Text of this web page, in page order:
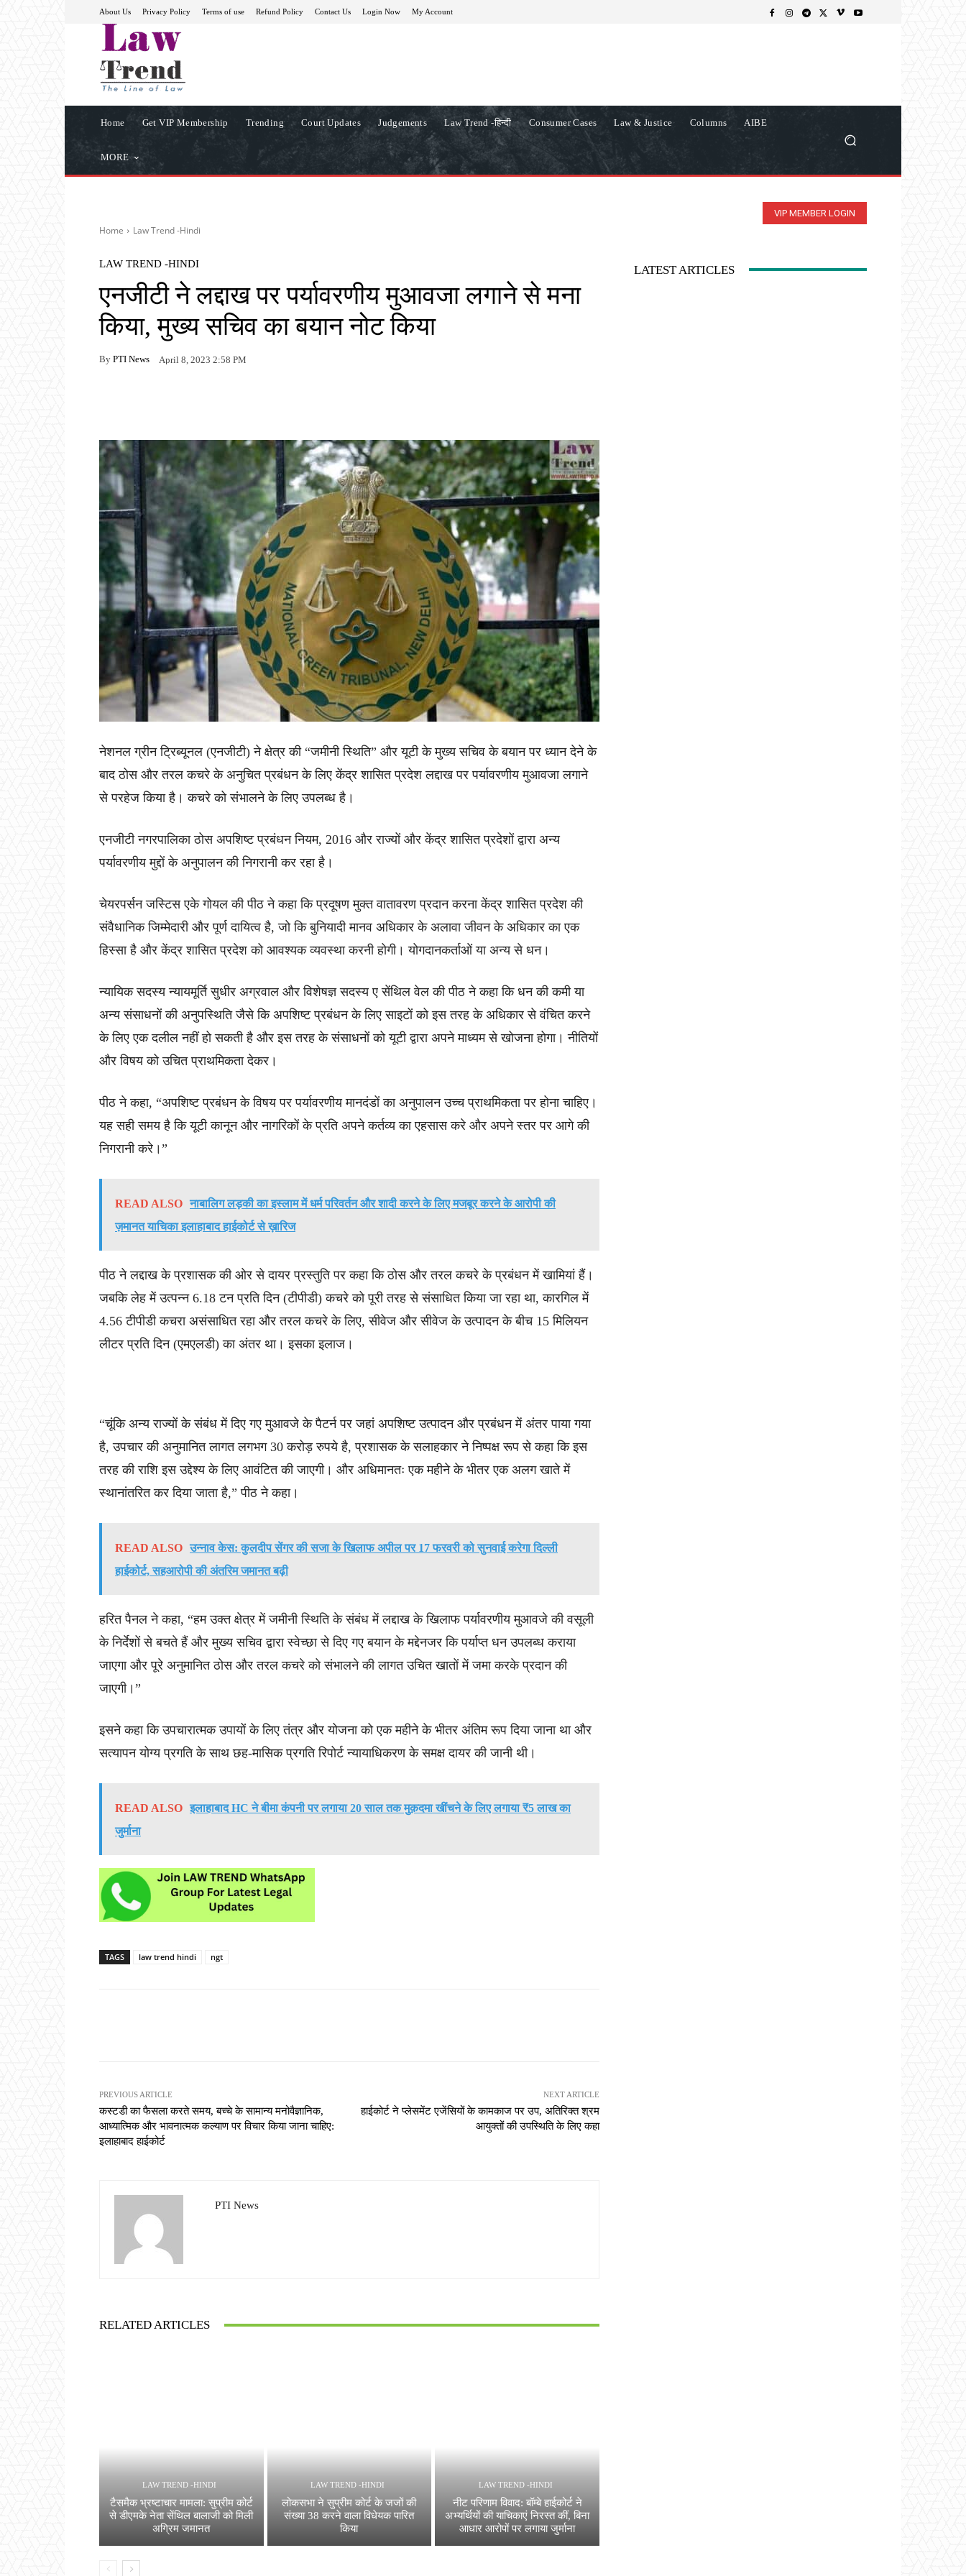
About Us Privacy Policy Terms of use Refund Policy Contact Us Login Now My Account
Home Get VIP Membership Trending Court Updates Judgements Law Trend -हिन्दी Consumer Cases Law & Justice Columns AIBE
MORE
VIP MEMBER LOGIN
Home Law Trend -Hindi
LAW TREND -HINDI
एनजीटी ने लद्दाख पर पर्यावरणीय मुआवजा लगाने से मना
किया, मुख्य सचिव का बयान नोट किया
By PTI News April 8, 2023 2:58 PM
नेशनल ग्रीन ट्रिब्यूनल (एनजीटी) ने क्षेत्र की “जमीनी स्थिति” और यूटी के मुख्य सचिव के बयान पर ध्यान देने के
बाद ठोस और तरल कचरे के अनुचित प्रबंधन के लिए केंद्र शासित प्रदेश लद्दाख पर पर्यावरणीय मुआवजा लगाने
से परहेज किया है। कचरे को संभालने के लिए उपलब्ध है।
एनजीटी नगरपालिका ठोस अपशिष्ट प्रबंधन नियम, 2016 और राज्यों और केंद्र शासित प्रदेशों द्वारा अन्य
पर्यावरणीय मुद्दों के अनुपालन की निगरानी कर रहा है।
चेयरपर्सन जस्टिस एके गोयल की पीठ ने कहा कि प्रदूषण मुक्त वातावरण प्रदान करना केंद्र शासित प्रदेश की
संवैधानिक जिम्मेदारी और पूर्ण दायित्व है, जो कि बुनियादी मानव अधिकार के अलावा जीवन के अधिकार का एक
हिस्सा है और केंद्र शासित प्रदेश को आवश्यक व्यवस्था करनी होगी। योगदानकर्ताओं या अन्य से धन।
न्यायिक सदस्य न्यायमूर्ति सुधीर अग्रवाल और विशेषज्ञ सदस्य ए सेंथिल वेल की पीठ ने कहा कि धन की कमी या
अन्य संसाधनों की अनुपस्थिति जैसे कि अपशिष्ट प्रबंधन के लिए साइटों को इस तरह के अधिकार से वंचित करने
के लिए एक दलील नहीं हो सकती है और इस तरह के संसाधनों को यूटी द्वारा अपने माध्यम से खोजना होगा। नीतियों
और विषय को उचित प्राथमिकता देकर।
पीठ ने कहा, “अपशिष्ट प्रबंधन के विषय पर पर्यावरणीय मानदंडों का अनुपालन उच्च प्राथमिकता पर होना चाहिए।
यह सही समय है कि यूटी कानून और नागरिकों के प्रति अपने कर्तव्य का एहसास करे और अपने स्तर पर आगे की
निगरानी करे।”
READ ALSO नाबालिग लड़की का इस्लाम में धर्म परिवर्तन और शादी करने के लिए मजबूर करने के आरोपी की
ज़मानत याचिका इलाहाबाद हाईकोर्ट से ख़ारिज
पीठ ने लद्दाख के प्रशासक की ओर से दायर प्रस्तुति पर कहा कि ठोस और तरल कचरे के प्रबंधन में खामियां हैं।
जबकि लेह में उत्पन्न 6.18 टन प्रति दिन (टीपीडी) कचरे को पूरी तरह से संसाधित किया जा रहा था, कारगिल में
4.56 टीपीडी कचरा असंसाधित रहा और तरल कचरे के लिए, सीवेज और सीवेज के उत्पादन के बीच 15 मिलियन
लीटर प्रति दिन (एमएलडी) का अंतर था। इसका इलाज।
“चूंकि अन्य राज्यों के संबंध में दिए गए मुआवजे के पैटर्न पर जहां अपशिष्ट उत्पादन और प्रबंधन में अंतर पाया गया
है, उपचार की अनुमानित लागत लगभग 30 करोड़ रुपये है, प्रशासक के सलाहकार ने निष्पक्ष रूप से कहा कि इस
तरह की राशि इस उद्देश्य के लिए आवंटित की जाएगी। और अधिमानतः एक महीने के भीतर एक अलग खाते में
स्थानांतरित कर दिया जाता है,” पीठ ने कहा।
READ ALSO उन्नाव केस: कुलदीप सेंगर की सजा के खिलाफ अपील पर 17 फरवरी को सुनवाई करेगा दिल्ली
हाईकोर्ट, सहआरोपी की अंतरिम जमानत बढ़ी
हरित पैनल ने कहा, “हम उक्त क्षेत्र में जमीनी स्थिति के संबंध में लद्दाख के खिलाफ पर्यावरणीय मुआवजे की वसूली
के निर्देशों से बचते हैं और मुख्य सचिव द्वारा स्वेच्छा से दिए गए बयान के मद्देनजर कि पर्याप्त धन उपलब्ध कराया
जाएगा और पूरे अनुमानित ठोस और तरल कचरे को संभालने की लागत उचित खातों में जमा करके प्रदान की
जाएगी।”
इसने कहा कि उपचारात्मक उपायों के लिए तंत्र और योजना को एक महीने के भीतर अंतिम रूप दिया जाना था और
सत्यापन योग्य प्रगति के साथ छह-मासिक प्रगति रिपोर्ट न्यायाधिकरण के समक्ष दायर की जानी थी।
READ ALSO इलाहाबाद HC ने बीमा कंपनी पर लगाया 20 साल तक मुक़दमा खींचने के लिए लगाया ₹5 लाख का
जुर्माना
TAGS law trend hindi ngt
PREVIOUS ARTICLE
कस्टडी का फैसला करते समय, बच्चे के सामान्य मनोवैज्ञानिक,
आध्यात्मिक और भावनात्मक कल्याण पर विचार किया जाना चाहिए:
इलाहाबाद हाईकोर्ट
NEXT ARTICLE
हाईकोर्ट ने प्लेसमेंट एजेंसियों के कामकाज पर उप, अतिरिक्त श्रम
आयुक्तों की उपस्थिति के लिए कहा
PTI News
RELATED ARTICLES
LAW TREND -HINDI
टैसमैक भ्रष्टाचार मामला: सुप्रीम कोर्ट
से डीएमके नेता सेंथिल बालाजी को मिली
अग्रिम जमानत
LAW TREND -HINDI
लोकसभा ने सुप्रीम कोर्ट के जजों की
संख्या 38 करने वाला विधेयक पारित
किया
LAW TREND -HINDI
नीट परिणाम विवाद: बॉम्बे हाईकोर्ट ने
अभ्यर्थियों की याचिकाएं निरस्त कीं, बिना
आधार आरोपों पर लगाया जुर्माना
LATEST ARTICLES